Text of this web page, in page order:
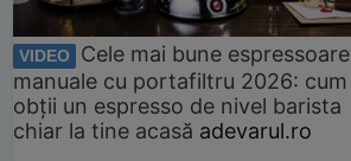
VIDEO
Cele mai bune espressoare
manuale cu portafiltru 2026: cum
obții un espresso de nivel barista
chiar la tine acasă adevarul.ro